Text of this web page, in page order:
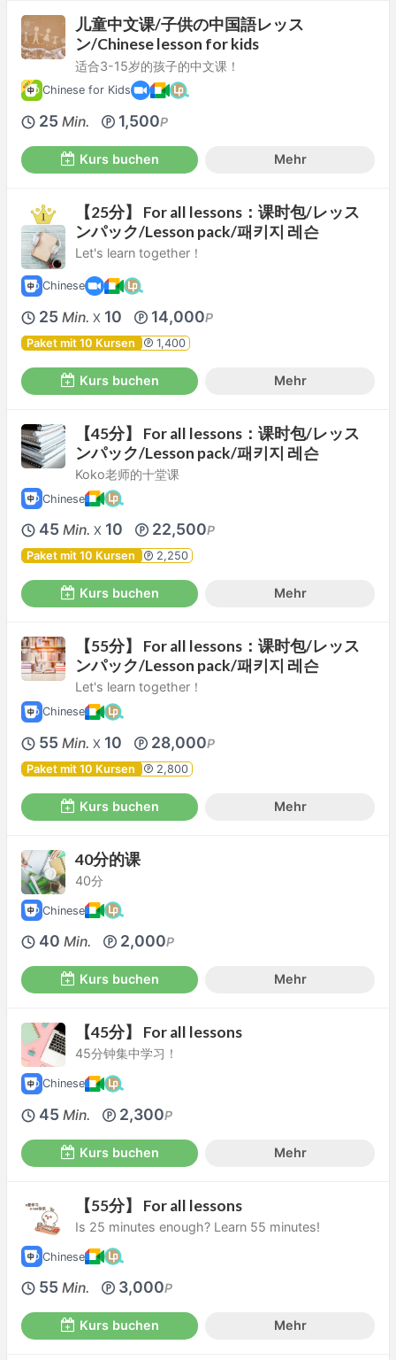
儿童中文课/子供の中国語レッス
ン/Chinese lesson for kids
适合3-15岁的孩子的中文课！
Chinese for Kids
25 Min. 1,500P
Kurs buchen Mehr
【25分】 For all lessons：课时包/レッス
ンパック/Lesson pack/패키지 레슨
Let's learn together！
Chinese
25 Min. X 10 14,000P
Paket mit 10 Kursen 1,400
Kurs buchen Mehr
【45分】 For all lessons：课时包/レッス
ンパック/Lesson pack/패키지 레슨
Koko老师的十堂课
Chinese
45 Min. X 10 22,500P
Paket mit 10 Kursen 2,250
Kurs buchen Mehr
【55分】 For all lessons：课时包/レッス
ンパック/Lesson pack/패키지 레슨
Let's learn together！
Chinese
55 Min. X 10 28,000P
Paket mit 10 Kursen 2,800
Kurs buchen Mehr
40分的课
40分
Chinese
40 Min. 2,000P
Kurs buchen Mehr
【45分】 For all lessons
45分钟集中学习！
Chinese
45 Min. 2,300P
Kurs buchen Mehr
【55分】 For all lessons
Is 25 minutes enough? Learn 55 minutes!
Chinese
55 Min. 3,000P
Kurs buchen Mehr